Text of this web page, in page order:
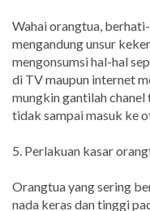
Wahai orangtua,
mengandung unsur
mengonsumsi hal-hal
di TV maupun internet
mungkin gantilah
tidak sampai masuk ke
5. Perlakuan kasar
Orangtua yang sering
nada keras dan tinggi